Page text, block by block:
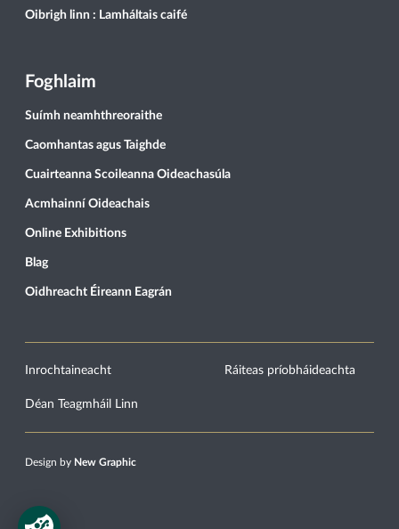
Oibrigh linn : Lamháltais caifé
Foghlaim
Suímh neamhthreoraithe
Caomhantas agus Taighde
Cuairteanna Scoileanna Oideachasúla
Acmhainní Oideachais
Online Exhibitions
Blag
Oidhreacht Éireann Eagrán
Inrochtaineacht Ráiteas príobháideachta
Déan Teagmháil Linn
Design by New Graphic